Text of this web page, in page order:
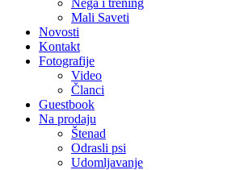
Nega i trening
Mali Saveti
Novosti
Kontakt
Fotografije
Video
Članci
Guestbook
Na prodaju
Štenad
Odrasli psi
Udomljavanje